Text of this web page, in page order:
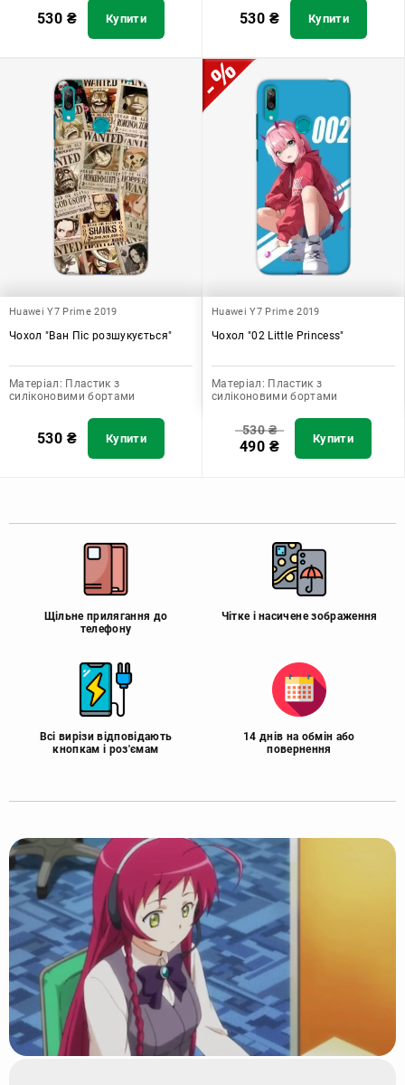
530 ₴ Купити 530 ₴ Купити
Huawei Y7 Prime 2019
Чохол "Ван Піс розшукується"
Матеріал: Пластик з
силіконовими бортами
530 ₴ Купити
Huawei Y7 Prime 2019
Чохол "02 Little Princess"
Матеріал: Пластик з
силіконовими бортами
530₴
490 ₴ Купити
Щільне прилягання до
телефону
Чітке і насичене зображення
Всі вирізи відповідають
кнопкам і роз'ємам
14 днів на обмін або
повернення